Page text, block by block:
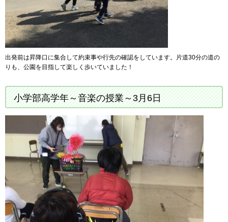
出発前は昇降口に集合して約束事や行先の確認をしています。片道30分の道の
りも、公園を目指して楽しく歩いていました！
小学部高学年～音楽の授業～3月6日